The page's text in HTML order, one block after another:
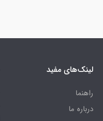
لینک‌های مفید
راهنما
درباره ما